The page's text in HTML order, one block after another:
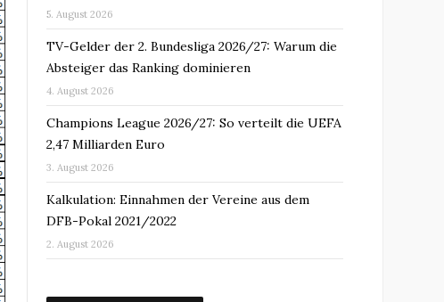
5. August 2026
TV-Gelder der 2. Bundesliga 2026/27: Warum die
Absteiger das Ranking dominieren
4. August 2026
Champions League 2026/27: So verteilt die UEFA
2,47 Milliarden Euro
3. August 2026
Kalkulation: Einnahmen der Vereine aus dem
DFB-Pokal 2021/2022
2. August 2026